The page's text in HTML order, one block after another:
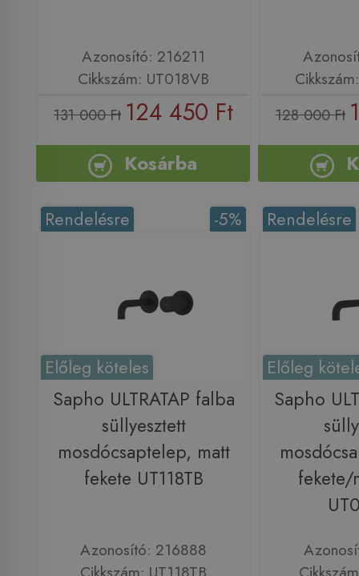
Azonosító: 216211
Cikkszám: UT018VB
131 000 Ft 124 450 Ft
Kosárba
128 000 Ft
-5%
Rendelésre
Előleg köteles
Sapho ULTRATAP falba
süllyesztett
mosdócsaptelep, matt
fekete UT118TB
Azonosító: 216888
Rendelésre
Előleg
Sapho
fekete/